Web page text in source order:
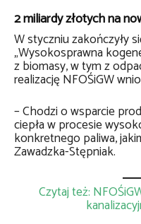
2 miliardy złotych na
W styczniu zakończyły
„Wysokosprawna
z biomasy, w tym z
realizację NFOŚiGW
– Chodzi o wsparcie
ciepła w procesie
konkretnego paliwa,
Zawadzka-Stępniak.
Czytaj też: